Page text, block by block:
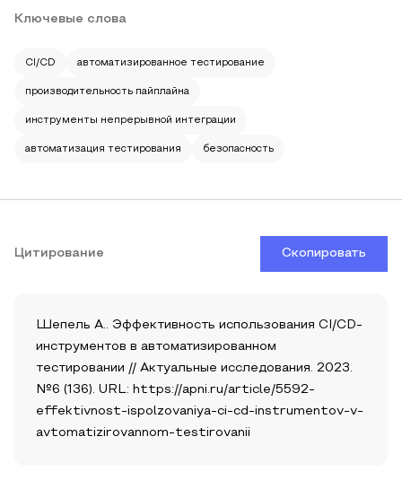
Ключевые слова
CI/CD автоматизированное тестирование
производительность пайплайна
инструменты непрерывной интеграции
автоматизация тестирования безопасность
Цитирование Скопировать
Шепель А.. Эффективность использования CI/CD-
инструментов в автоматизированном
тестировании // Актуальные исследования. 2023.
№6 (136). URL: https://apni.ru/article/5592-
effektivnost-ispolzovaniya-ci-cd-instrumentov-v-
avtomatizirovannom-testirovanii